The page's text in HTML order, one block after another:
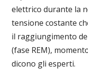
elettrico durante la
tensione costante
il raggiungimento
(fase REM),
dicono gli esperti.